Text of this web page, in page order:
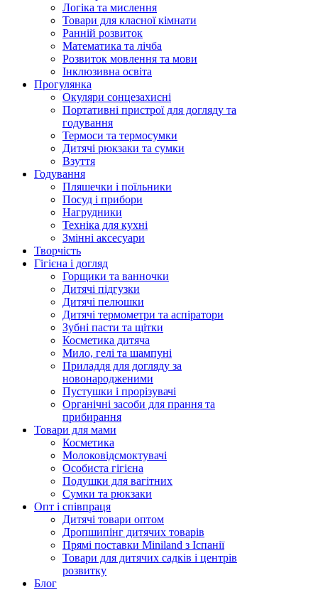
Логіка та мислення
Товари для класної кімнати
Ранній розвиток
Математика та лічба
Розвиток мовлення та мови
Інклюзивна освіта
Прогулянка
Окуляри сонцезахисні
Портативні пристрої для догляду та
годування
Термоси та термосумки
Дитячі рюкзаки та сумки
Взуття
Годування
Пляшечки і поїльники
Посуд і прибори
Нагрудники
Техніка для кухні
Змінні аксесуари
Творчість
Гігієна і догляд
Горщики та ванночки
Дитячі підгузки
Дитячі пелюшки
Дитячі термометри та аспіратори
Зубні пасти та щітки
Косметика дитяча
Мило, гелі та шампуні
Приладдя для догляду за
новонародженими
Пустушки і прорізувачі
Органічні засоби для прання та
прибирання
Товари для мами
Косметика
Молоковідсмоктувачі
Особиста гігієна
Подушки для вагітних
Сумки та рюкзаки
Опт і співпраця
Дитячі товари оптом
Дропшипінг дитячих товарів
Прямі поставки Miniland з Іспанії
Товари для дитячих садків і центрів
розвитку
Блог